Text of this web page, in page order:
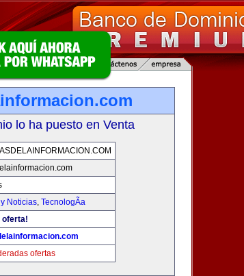
lo ha puesto en Venta
y Noticias, TecnologÃ­a
oferta!
ofertas